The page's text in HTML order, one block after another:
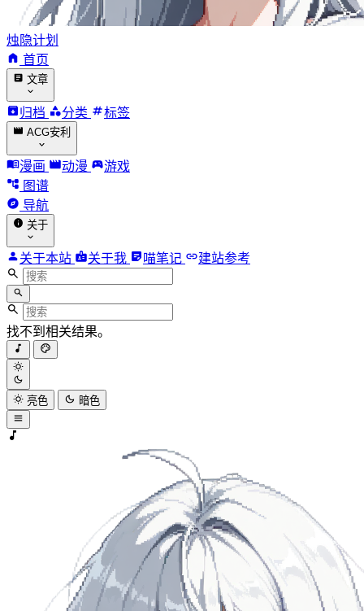
烛隐计划
首页
文章
归档 分类 标签
ACG安利
漫画 动漫
游戏
图谱
导航
关于
关于本站 关于我 喵笔记 建站参考
找不到相关结果。
亮色 暗色